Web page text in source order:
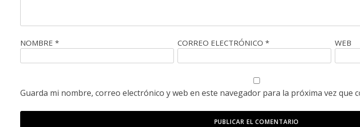
NOMBRE * CORREO ELECTRÓNICO* WEB
Guarda mi nombre, correo electrónico y web en este navegador para la próxima vez que